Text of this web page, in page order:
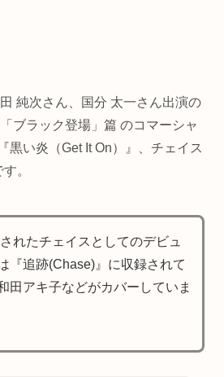
純次さん、国分 太一さん出演の
「ブラック登場」篇 のコマーシャ
黒い炎（Get It On）』、チェイス
。
れたチェイスとしてのデビュ
『追跡(Chase)』に収録されて
田アキ子などがカバーしていま